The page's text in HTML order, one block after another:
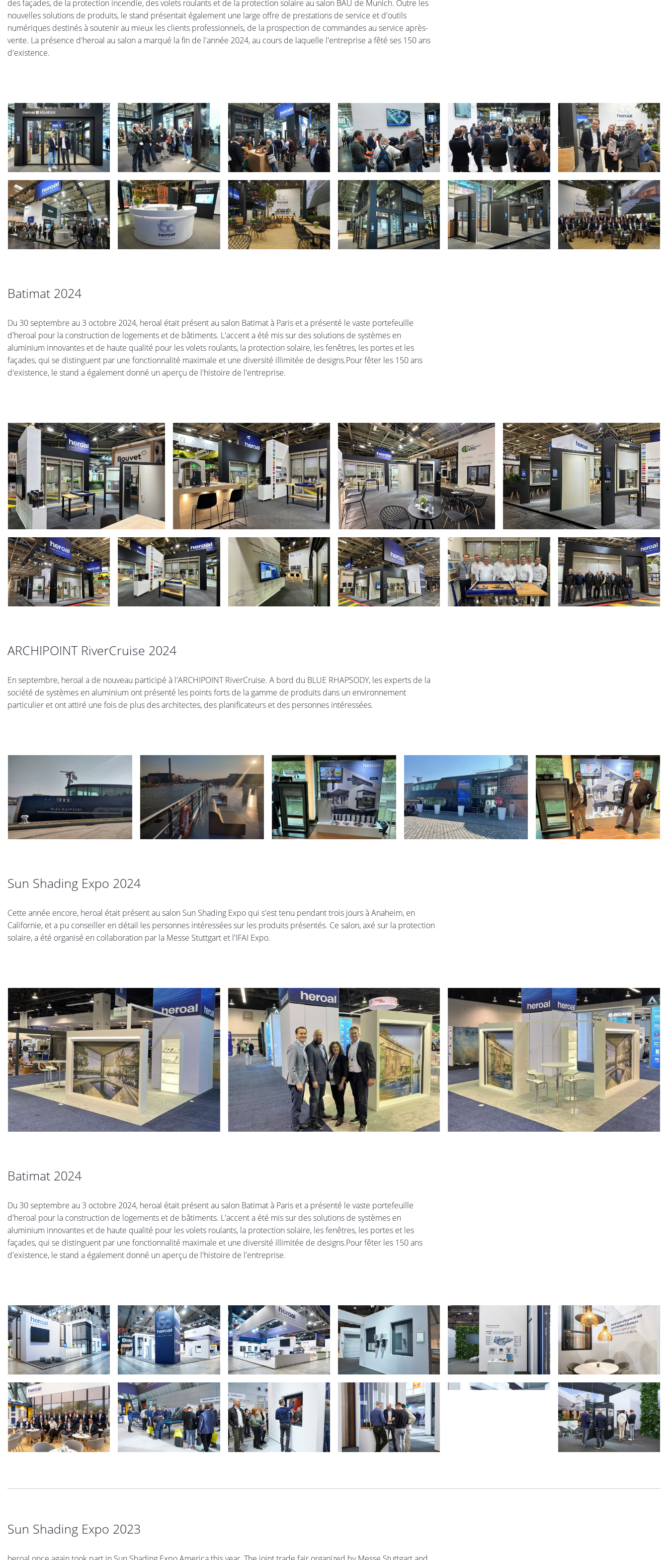
des façades, de la protection incendie, des volets roulants et de la protection solaire au salon BAU de Munich. Outre les
nouvelles solutions de produits, le stand présentait également une large offre de prestations de service et d'outils
numériques destinés à soutenir au mieux les clients professionnels, de la prospection de commandes au service après-
vente. La présence d'heroal au salon a marqué la fin de l'année 2024, au cours de laquelle l'entreprise a fêté ses 150 ans
d'existence.
Batimat 2024
Du 30 septembre au 3 octobre 2024, heroal était présent au salon Batimat à Paris et a présenté le vaste portefeuille
d'heroal pour la construction de logements et de bâtiments. L'accent a été mis sur des solutions de systèmes en
aluminium innovantes et de haute qualité pour les volets roulants, la protection solaire, les fenêtres, les portes et les
façades, qui se distinguent par une fonctionnalité maximale et une diversité illimitée de designs.Pour fêter les 150 ans
d'existence, le stand a également donné un aperçu de l'histoire de l'entreprise.
ARCHIPOINT RiverCruise 2024
En septembre, heroal a de nouveau participé à l'ARCHIPOINT RiverCruise. A bord du BLUE RHAPSODY, les experts de la
société de systèmes en aluminium ont présenté les points forts de la gamme de produits dans un environnement
particulier et ont attiré une fois de plus des architectes, des planificateurs et des personnes intéressées.
Sun Shading Expo 2024
Cette année encore, heroal était présent au salon Sun Shading Expo qui s'est tenu pendant trois jours à Anaheim, en
Californie, et a pu conseiller en détail les personnes intéressées sur les produits présentés. Ce salon, axé sur la protection
solaire, a été organisé en collaboration par la Messe Stuttgart et l'IFAI Expo.
Batimat 2024
Du 30 septembre au 3 octobre 2024, heroal était présent au salon Batimat à Paris et a présenté le vaste portefeuille
d'heroal pour la construction de logements et de bâtiments. L'accent a été mis sur des solutions de systèmes en
aluminium innovantes et de haute qualité pour les volets roulants, la protection solaire, les fenêtres, les portes et les
façades, qui se distinguent par une fonctionnalité maximale et une diversité illimitée de designs.Pour fêter les 150 ans
d'existence, le stand a également donné un aperçu de l'histoire de l'entreprise.
Sun Shading Expo 2023